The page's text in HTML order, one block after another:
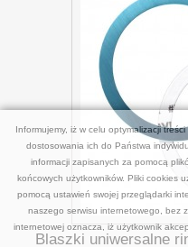
Informujemy, iż w celu optymalizacji
dostosowania ich do Państwa
informacji zapisanych za pomocą
końcowych użytkowników. Pliki cookies
pomocą ustawień swojej przeglądarki
naszego serwisu internetowego, bez
internetowej oznacza, iż użytkownik
Blaszki uniwersalne